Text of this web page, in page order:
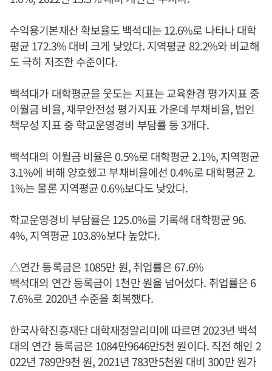
수익용기본재산 확보율도 백석대는 12.6%로 나타나 대학
평균 172.3% 대비 크게 낮았다. 지역평균 82.2%와 비교해
도 극히 저조한 수준이다.
백석대가 대학평균을 웃도는 지표는 교육환경 평가지표 중
이월금 비율, 재무안전성 평가지표 가운데 부채비율, 법인
책무성 지표 중 학교운영경비 부담률 등 3개다.
백석대의 이월금 비율은 0.5%로 대학평균 2.1%, 지역평균
3.1%에 비해 양호했고 부채비율에선 0.4%로 대학평균 2.
1%는 물론 지역평균 0.6%보다도 낮았다.
학교운영경비 부담률은 125.0%를 기록해 대학평균 96.
4%, 지역평균 103.8%보다 높았다.
△연간 등록금은 1085만 원, 취업률은 67.6%
백석대의 연간 등록금이 1천만 원을 넘어섰다. 취업률은 6
7.6%로 2020년 수준을 회복했다.
한국사학진흥재단 대학재정알리미에 따르면 2023년 백석
대의 연간 등록금은 1084만9646만5천 원이다. 직전 해인 2
022년 789만9천 원, 2021년 783만5천원 대비 300만 원가